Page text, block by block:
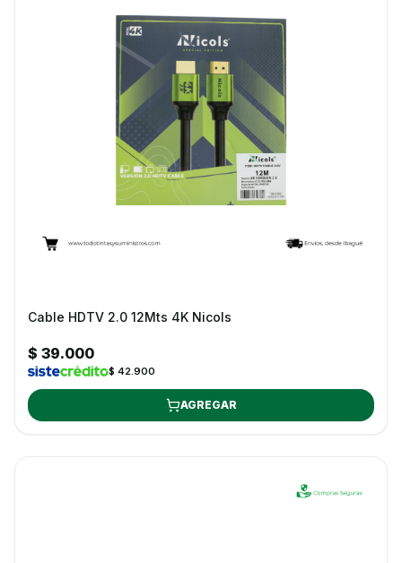
Cable HDTV 2.0 12Mts 4K Nicols
$ 39.000
$ 42.900
AGREGAR